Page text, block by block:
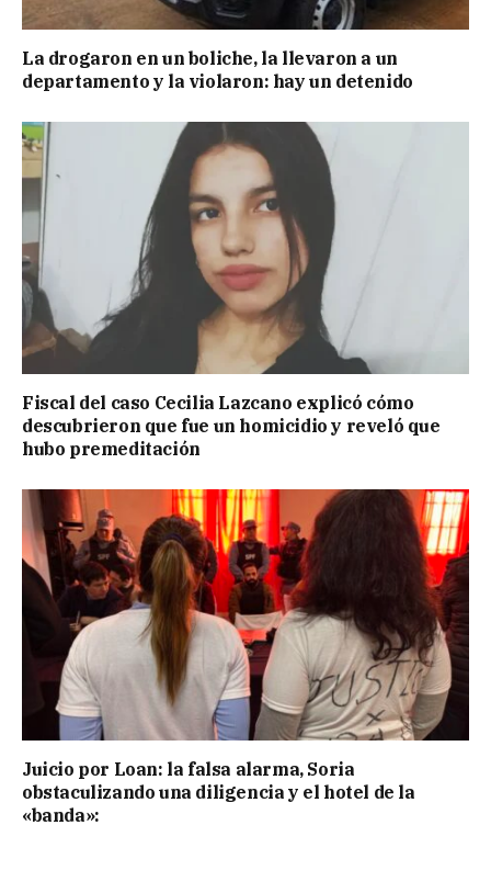
La drogaron en un boliche, la llevaron a un
departamento y la violaron: hay un detenido
Fiscal del caso Cecilia Lazcano explicó cómo
descubrieron que fue un homicidio y reveló que
hubo premeditación
Juicio por Loan: la falsa alarma, Soria
obstaculizando una diligencia y el hotel de la
«banda»: